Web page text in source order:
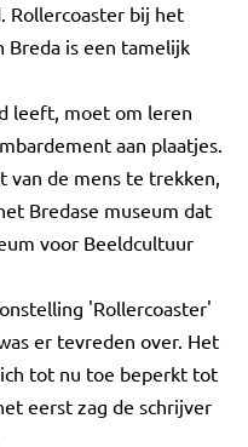
Rollercoaster bij het
Breda is een tamelijk
leeft, moet om leren
aan plaatjes.
van de mens te trekken,
Bredase museum dat
voor Beeldcultuur
'Rollercoaster'
er tevreden over. Het
tot nu toe beperkt tot
eerst zag de schrijver